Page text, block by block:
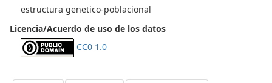
estructura genetico-poblacional
Licencia/Acuerdo de uso de los datos
CC0 1.0